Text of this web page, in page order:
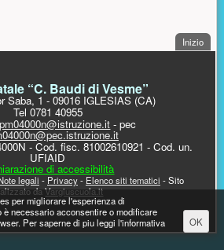
per migliorare l'esperienza di
necessario acconsentire o modificare
Per saperne di piu leggi l'informativa
OK
Inizio.
“C. Baudi di Vesme”
Saba, 1 - 09016 IGLESIAS (CA)
Tel 0781 40955
- pec
- Cod. fisc. 81002610921 - Cod. un.
UFIAID
di accessibilità
legali - Privacy- Elenco siti tematici - Sito
daVargiuscuola.it